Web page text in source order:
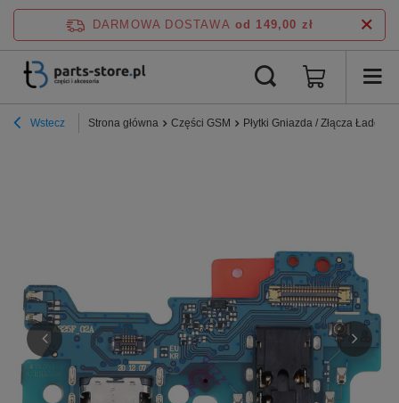
DARMOWA DOSTAWA od 149,00 zł
Wstecz Strona główna Części GSM Płytki Gniazda / Złącza